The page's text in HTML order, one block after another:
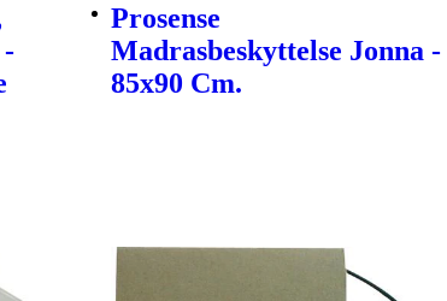
Prosense
Madrasbeskyttelse Jonna -
85x90 Cm.